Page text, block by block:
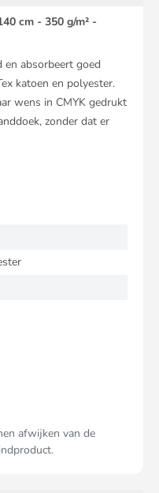
cm - 350 g/m² -
en absorbeert goed
katoen en polyester.
wens in CMYK gedrukt
zonder dat er
afwijken van de